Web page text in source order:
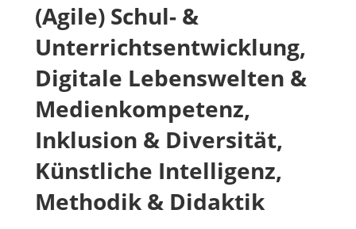
(Agile) Schul- &
Unterrichtsentwicklung,
Digitale Lebenswelten &
Medienkompetenz,
Inklusion & Diversität,
Künstliche Intelligenz,
Methodik & Didaktik